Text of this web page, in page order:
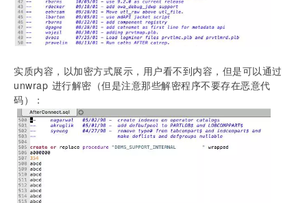
实质内容，以加密方式展示，用户看不到内容，但是可以通过
unwrap 进行解密（但是注意那些解密程序不要存在恶意代
码）：